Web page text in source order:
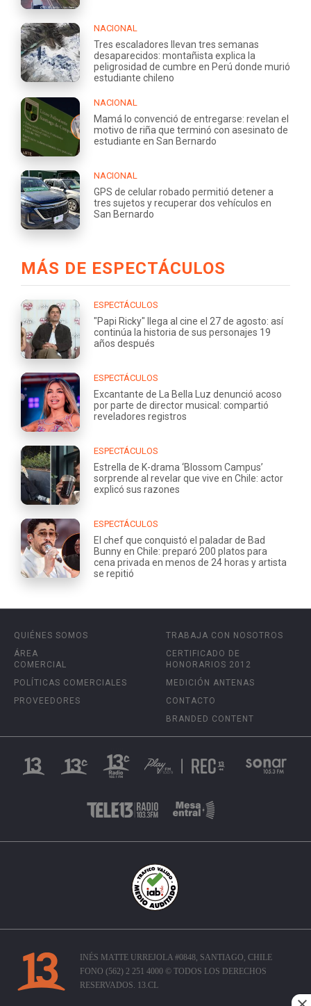
NACIONAL
Tres escaladores llevan tres semanas
desaparecidos: montañista explica la
peligrosidad de cumbre en Perú donde murió
estudiante chileno
NACIONAL
Mamá lo convenció de entregarse: revelan el
motivo de riña que terminó con asesinato de
estudiante en San Bernardo
NACIONAL
GPS de celular robado permitió detener a
tres sujetos y recuperar dos vehículos en
San Bernardo
MÁS DE ESPECTÁCULOS
ESPECTÁCULOS
"Papi Ricky" llega al cine el 27 de agosto: así
continúa la historia de sus personajes 19
años después
ESPECTÁCULOS
Excantante de La Bella Luz denunció acoso
por parte de director musical: compartió
reveladores registros
ESPECTÁCULOS
Estrella de K-drama ‘Blossom Campus’
sorprende al revelar que vive en Chile: actor
explicó sus razones
ESPECTÁCULOS
El chef que conquistó el paladar de Bad
Bunny en Chile: preparó 200 platos para
cena privada en menos de 24 horas y artista
se repitió
QUIÉNES SOMOS
ÁREA
COMERCIAL
POLÍTICAS COMERCIALES
PROVEEDORES
TRABAJA CON NOSOTROS
CERTIFICADO DE
HONORARIOS 2012
MEDICIÓN ANTENAS
CONTACTO
BRANDED CONTENT
INÉS MATTE URREJOLA #0848, SANTIAGO, CHILE
FONO (562) 2 251 4000 © TODOS LOS DERECHOS
RESERVADOS. 13.CL